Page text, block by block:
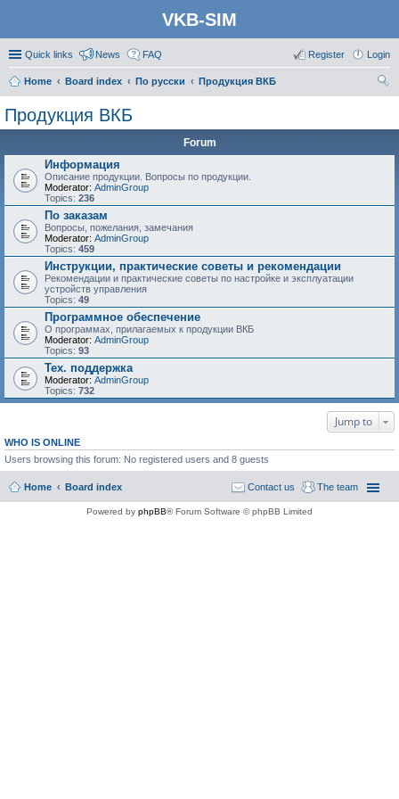
VKB-SIM
Quick links News FAQ Login
Register
Home Board index По русски
Продукция ВКБ
Продукция ВКБ
Forum
Информация
Описание продукции. Вопросы по продукции.
Moderator: AdminGroup
Topics: 236
По заказам
Вопросы, пожелания, замечания
Moderator: AdminGroup
Topics: 459
Инструкции, практические советы и рекомендации
Рекомендации и практические советы по настройке и эксплуатации
устройств управления
Topics: 49
Программное обеспечение
О программах, прилагаемых к продукции ВКБ
Moderator: AdminGroup
Topics: 93
Тех. поддержка
Moderator: AdminGroup
Topics: 732
Jump to
WHO IS ONLINE
Users browsing this forum: No registered users and 8 guests
Home Board index The team
Contact us
Powered by phpBB® Forum Software © phpBB Limited